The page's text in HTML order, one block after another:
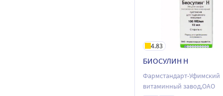
4.83
БИОСУЛИН Н
Фармстандарт-Уфимский
витаминный завод,ОАО